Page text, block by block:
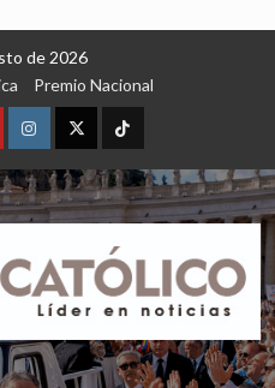
de 2026
Premio Nacional
Instagram
X TikTok